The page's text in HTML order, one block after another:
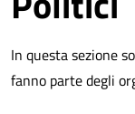
In questa sezione
fanno parte degli